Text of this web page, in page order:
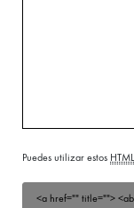
Puedes utilizar estos HTML
<a href="" title="">